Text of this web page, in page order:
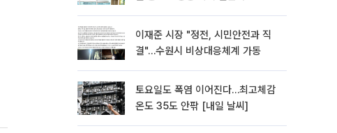
이재준 시장 "정전, 시민안전과 직
결"…수원시 비상대응체계 가동
토요일도 폭염 이어진다…최고체감
온도 35도 안팎 [내일 날씨]